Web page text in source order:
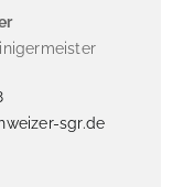
sgr.de